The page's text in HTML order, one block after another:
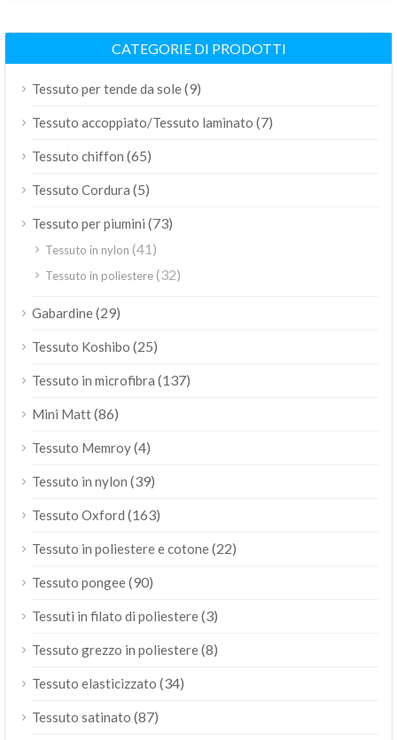
CATEGORIE DI PRODOTTI
Tessuto per tende da sole(9)
Tessuto accoppiato/Tessuto laminato (7)
Tessuto chiffon (65)
Tessuto Cordura (5)
Tessuto per piumini (73)
Tessuto in nylon (41)
Tessuto in poliestere(32)
Gabardine(29)
Tessuto Koshibo (25)
Tessuto in microfibra (137)
Mini Matt(86)
Tessuto Memroy(4)
Tessuto in nylon (39)
Tessuto Oxford (163)
Tessuto in poliestere e cotone(22)
Tessuto pongee(90)
Tessuti in filato di poliestere(3)
Tessuto grezzo in poliestere(8)
Tessuto elasticizzato (34)
Tessuto satinato (87)